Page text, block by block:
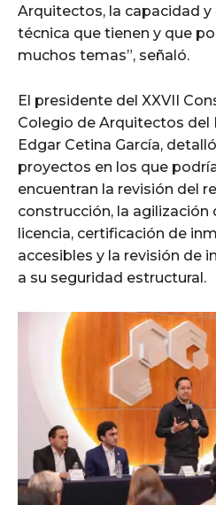
Arquitectos, la capacidad y
técnica que tienen y que
muchos temas”, señaló.
El presidente del XXVII
Colegio de Arquitectos del
Edgar Cetina García,
proyectos en los que
encuentran la revisión del
construcción, la
licencia, certificación de
accesibles y la revisión de
a su seguridad estructural.